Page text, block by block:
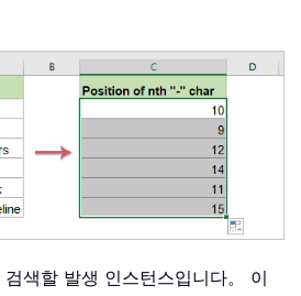
검색할 발생 인스턴스입니다。 이